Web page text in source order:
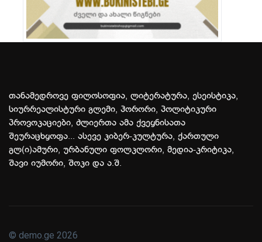
თანამედროვე ფილოსოფია, ლიტერატურა, ესეისტიკა,
სიურრეალისტური გლემი, ჰორორი, პოლიტიკური
პროვოკაციები, ძლიერთა ამა ქვეყნისათა
შეურაცხყოფა... ასევე კიბერ-კულტურა, ქართული
გლ(ი)ამური, ურბანული ფოლკლორი, მედია-კრიტიკა,
შავი იუმორი, შოკი და ა.შ.
© demo.ge 2026